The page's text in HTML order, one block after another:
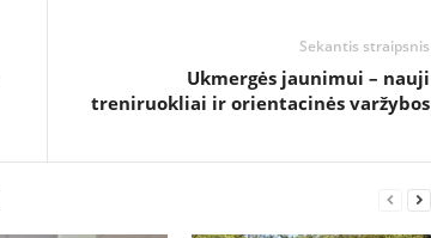
Sekantis straipsnis
Ukmergės jaunimui – nauji
treniruokliai ir orientacinės varžybos